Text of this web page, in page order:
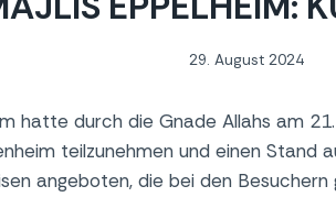
29. August 2024
hatte durch die Gnade Allahs am
teilzunehmen und einen Stand
angeboten, die bei den